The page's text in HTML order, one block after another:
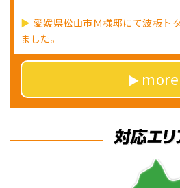
愛媛県松山市Ｍ様邸にて波板ト
ました。
more